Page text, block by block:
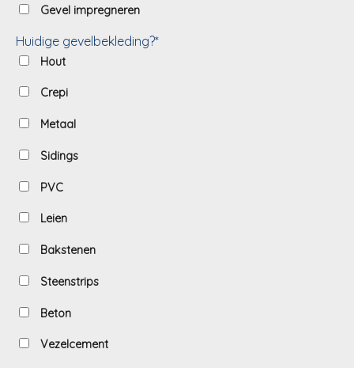
Gevel impregneren
Huidige gevelbekleding?*
Hout
Crepi
Metaal
Sidings
PVC
Leien
Bakstenen
Steenstrips
Beton
Vezelcement